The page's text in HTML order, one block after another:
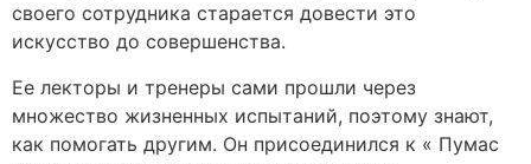
своего сотрудника старается довести это
искусство до совершенства.
Ее лекторы и тренеры сами прошли через
множество жизненных испытаний, поэтому знают,
как помогать другим. Он присоединился к « Пумас